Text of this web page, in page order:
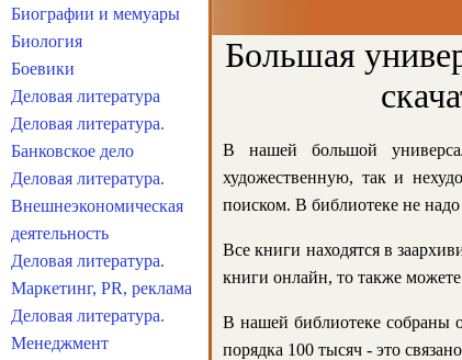
Большая
В нашей большой
художественную, так и
поиском. В библиотеке не надо
Все книги находятся в
книги онлайн, то также
В нашей библиотеке собраны
порядка 100 тысяч - это
Биографии и мемуары
Биология
Боевики
Деловая литература
Деловая литература.
Банковское дело
Деловая литература.
Внешнеэкономическая
деятельность
Деловая литература.
Маркетинг, PR, реклама
Деловая литература.
Менеджмент